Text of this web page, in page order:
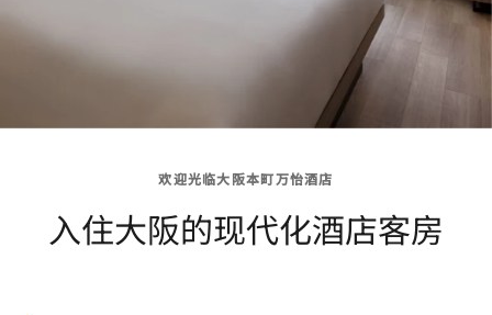
欢迎光临大阪本町万怡酒店
入住大阪的现代化酒店客房